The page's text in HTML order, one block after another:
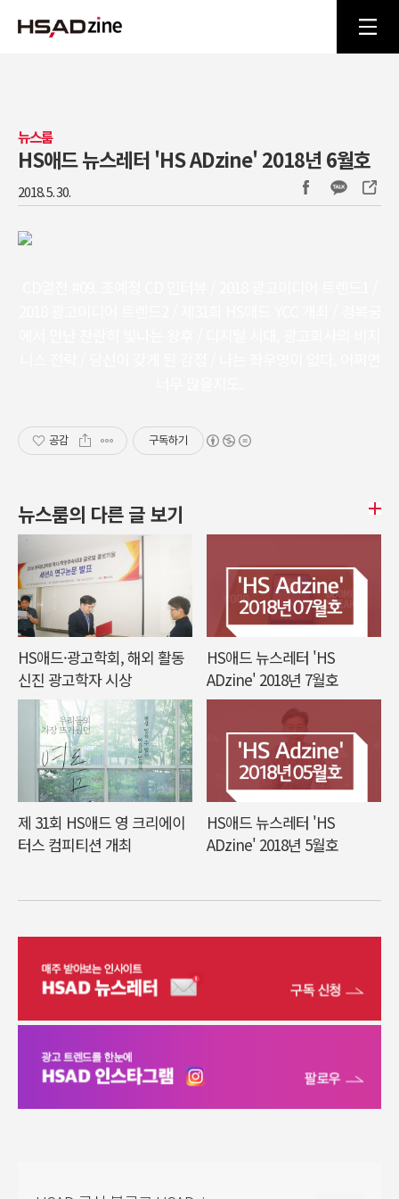
뉴스룸
HS애드 뉴스레터 'HS ADzine' 2018년 6월호
2018. 5. 30.
공감 구독하기
뉴스룸의 다른 글 보기
HS애드·광고학회, 해외 활동
신진 광고학자 시상
HS애드 뉴스레터 'HS
ADzine' 2018년 7월호
제 31회 HS애드 영 크리에이
터스 컴피티션 개최
HS애드 뉴스레터 'HS
ADzine' 2018년 5월호